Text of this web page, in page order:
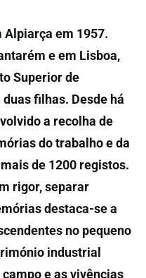
Alpiarça em 1957.
e em Lisboa,
Superior de
filhas. Desde há
a recolha de
do trabalho e da
de 1200 registos.
rigor, separar
destaca-se a
no pequeno
industrial
e as vivências